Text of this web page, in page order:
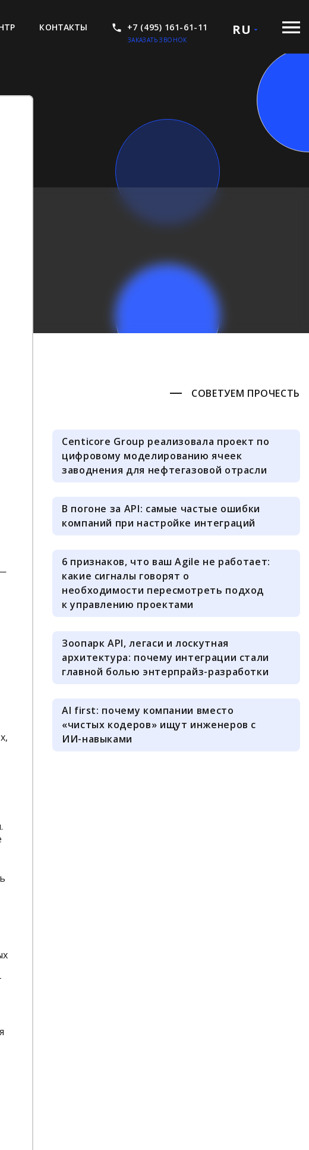
КОНТАКТЫ +7 (495) 161-61-11
ЗАКАЗАТЬ ЗВОНОК
RU
СОВЕТУЕМ ПРОЧЕСТЬ
Centicore Group реализовала проект по
цифровому моделированию ячеек
заводнения для нефтегазовой отрасли
В погоне за API: самые частые ошибки
компаний при настройке интеграций
6 признаков, что ваш Agile не работает:
какие сигналы говорят о
необходимости пересмотреть подход
к управлению проектами
Зоопарк API, легаси и лоскутная
архитектура: почему интеграции стали
главной болью энтерпрайз-разработки
AI first: почему компании вместо
«чистых кодеров» ищут инженеров с
ИИ-навыками